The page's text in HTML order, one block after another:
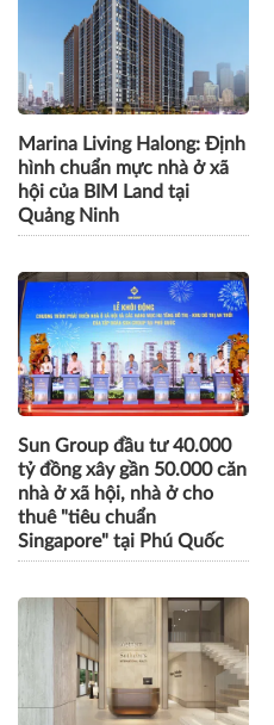
Marina Living Halong: Định
hình chuẩn mực nhà ở xã
hội của BIM Land tại
Quảng Ninh
Sun Group đầu tư 40.000
tỷ đồng xây gần 50.000 căn
nhà ở xã hội, nhà ở cho
thuê "tiêu chuẩn
Singapore" tại Phú Quốc